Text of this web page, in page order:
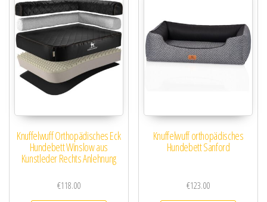
Knuffelwuff Orthopädisches Eck
Hundebett Winslow aus
Kunstleder Rechts Anlehnung
€118.00
Knuffelwuff orthopädisches
Hundebett Sanford
€123.00